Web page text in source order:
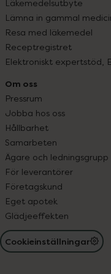
Läkemedelsutbyte
Lämna in gammal
Resa med läkemedel
Receptregistret
Elektroniskt expertstöd,
Om oss
Pressrum
Jobba hos oss
Hållbarhet
Samarbeten
Ägare och ledningsgrupp
För leverantörer
Företagskund
Eget apotek
Glädjeeffekten
Cookieinställningar